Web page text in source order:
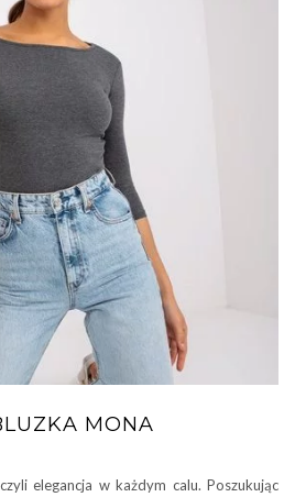
MONA
elegancja w każdym calu. Poszukując